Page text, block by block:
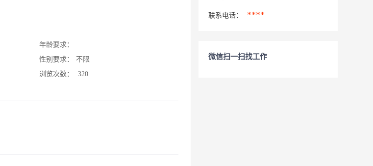
年龄要求：
性别要求：
不限
浏览次数：
320
联系电话： ****
微信扫一扫找工作